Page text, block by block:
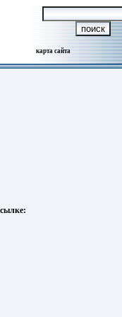
карта сайта